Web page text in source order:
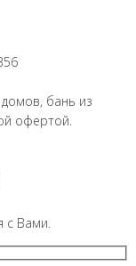
бань из
офертой.
Вами.